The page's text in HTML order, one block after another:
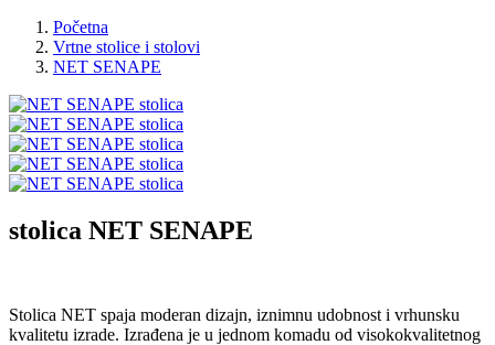
Početna
Vrtne stolice i stolovi
NET SENAPE
stolica NET SENAPE
Stolica NET spaja moderan dizajn, iznimnu udobnost i vrhunsku
kvalitetu izrade. Izrađena je u jednom komadu od visokokvalitetnog